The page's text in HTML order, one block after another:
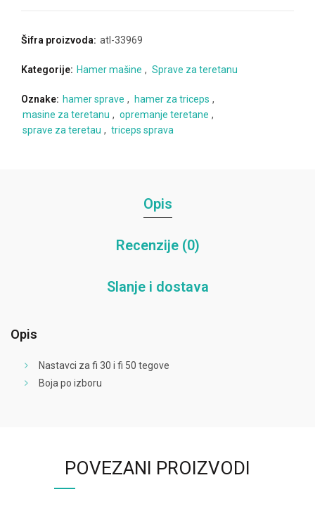
Šifra proizvoda: atl-33969
Kategorije: Hamer mašine , Sprave za teretanu
Oznake: hamer sprave , hamer za triceps ,
masine za teretanu , opremanje teretane ,
sprave za teretau , triceps sprava
Opis
Recenzije (0)
Slanje i dostava
Opis
Nastavci za fi 30 i fi 50 tegove
Boja po izboru
POVEZANI PROIZVODI